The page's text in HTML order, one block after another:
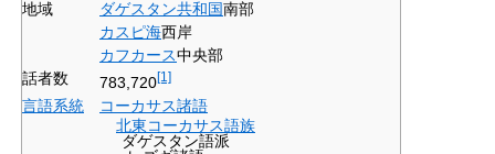
地域
ダゲスタン共和国南部
カスピ海西岸
カフカース中央部
話者数
783,720[1]
言語系統
コーカサス諸語
北東コーカサス語族
ダゲスタン語派